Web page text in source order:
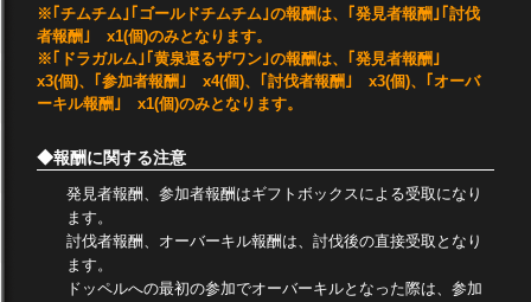
※｢チムチム｣｢ゴールドチムチム｣の報酬は、｢発見者報酬｣｢討伐
者報酬｣ x1(個)のみとなります。
※｢ドラガルム｣｢黄泉還るザワン｣の報酬は、｢発見者報酬｣
x3(個)、｢参加者報酬｣ x4(個)、｢討伐者報酬｣ x3(個)、｢オーバ
ーキル報酬｣ x1(個)のみとなります。
◆報酬に関する注意
発見者報酬、参加者報酬はギフトボックスによる受取になり
ます。
討伐者報酬、オーバーキル報酬は、討伐後の直接受取となり
ます。
ドッペルへの最初の参加でオーバーキルとなった際は、参加